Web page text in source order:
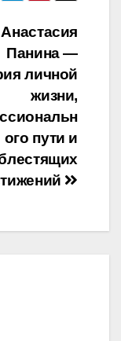
Анастасия
Панина —
личной
жизни,
ого пути и